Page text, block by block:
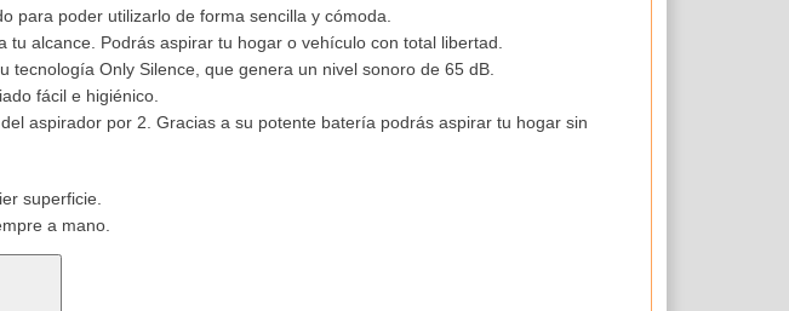
para poder utilizarlo de forma sencilla y cómoda.
alcance. Podrás aspirar tu hogar o vehículo con total libertad.
tecnología Only Silence, que genera un nivel sonoro de 65 dB.
fácil e higiénico.
aspirador por 2. Gracias a su potente batería podrás aspirar tu hogar sin
superficie.
a mano.